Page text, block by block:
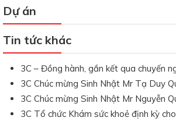
Dự án
Tin tức khác
3C – Đồng hành, gắn kết qua chuyến
3C Chúc mừng Sinh Nhật Mr Tạ Duy
3C Chúc mừng Sinh Nhật Mr Nguyễn
3C Tổ chức Khám sức khoẻ định kỳ